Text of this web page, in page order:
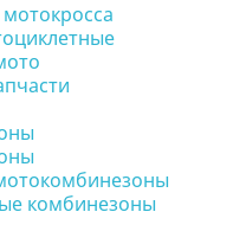
комбинезоны